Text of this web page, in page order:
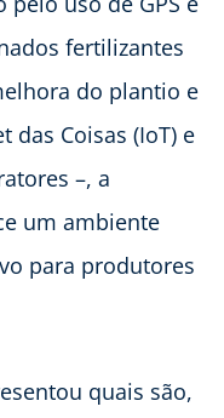
fertilizantes
do plantio e
das Coisas (IoT) e
–, a
um ambiente
para produtores
quais são,